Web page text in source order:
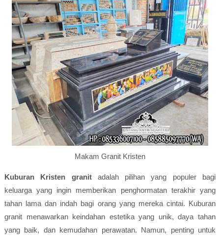
Makam Granit Kristen
Kuburan Kristen granitadalah pilihan yang populer bagi
keluarga yang ingin memberikan penghormatan terakhir yang
tahan lama dan indah bagi orang yang mereka cintai. Kuburan
granit menawarkan keindahan estetika yang unik, daya tahan
yang baik, dan kemudahan perawatan. Namun, penting untuk